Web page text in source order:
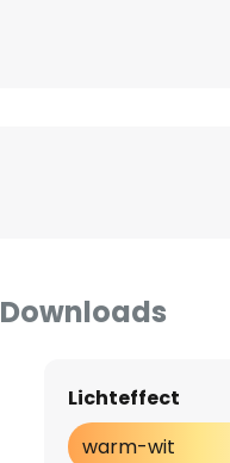
Downloads
Lichteffect
warm-wit